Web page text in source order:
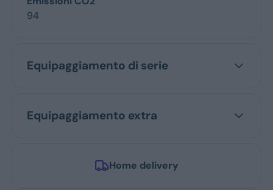
94
Equipaggiamento di serie
Equipaggiamento extra
Home delivery